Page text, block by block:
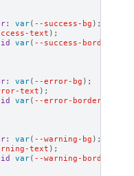
: var( --success-bg );
text );
var( --success-border
: var( --error-bg );
text );
var( --error-border
: var( --warning-bg );
text );
var( --warning-border